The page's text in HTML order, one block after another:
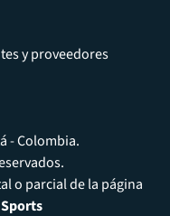
y proveedores
- Colombia.
o parcial de la página